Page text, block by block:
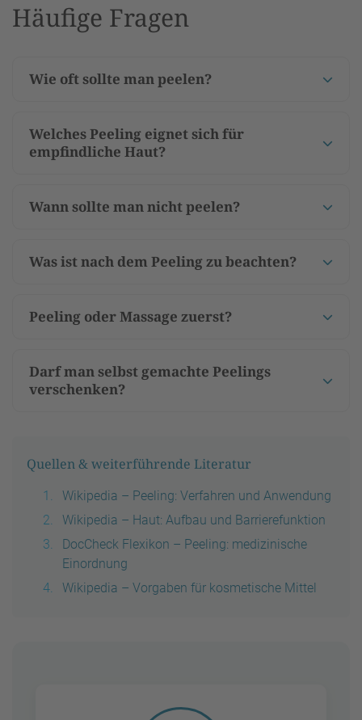
Häufige Fragen
Wie oft sollte man peelen?
Welches Peeling eignet sich für
empfindliche Haut?
Wann sollte man nicht peelen?
Was ist nach dem Peeling zu beachten?
Peeling oder Massage zuerst?
Darf man selbst gemachte Peelings
verschenken?
Quellen & weiterführende Literatur
Wikipedia – Peeling: Verfahren und Anwendung
Wikipedia – Haut: Aufbau und Barrierefunktion
DocCheck Flexikon – Peeling: medizinische
Einordnung
Wikipedia – Vorgaben für kosmetische Mittel